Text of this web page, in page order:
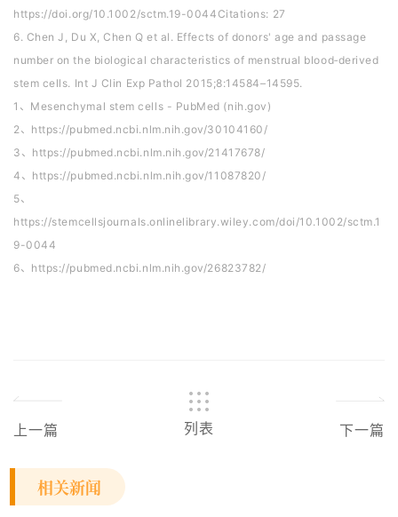
https://doi.org/10.1002/sctm.19-0044Citations: 27
6. Chen J, Du X, Chen Q et al. Effects of donors' age and passage
number on the biological characteristics of menstrual blood‐derived
stem cells. Int J Clin Exp Pathol 2015;8:14584–14595.
1、Mesenchymal stem cells - PubMed (nih.gov)
2、https://pubmed.ncbi.nlm.nih.gov/30104160/
3、https://pubmed.ncbi.nlm.nih.gov/21417678/
4、https://pubmed.ncbi.nlm.nih.gov/11087820/
5、
https://stemcellsjournals.onlinelibrary.wiley.com/doi/10.1002/sctm.1
9-0044
6、https://pubmed.ncbi.nlm.nih.gov/26823782/
上一篇 列表 下一篇
相关新闻